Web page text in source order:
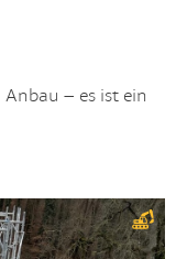
– es ist ein